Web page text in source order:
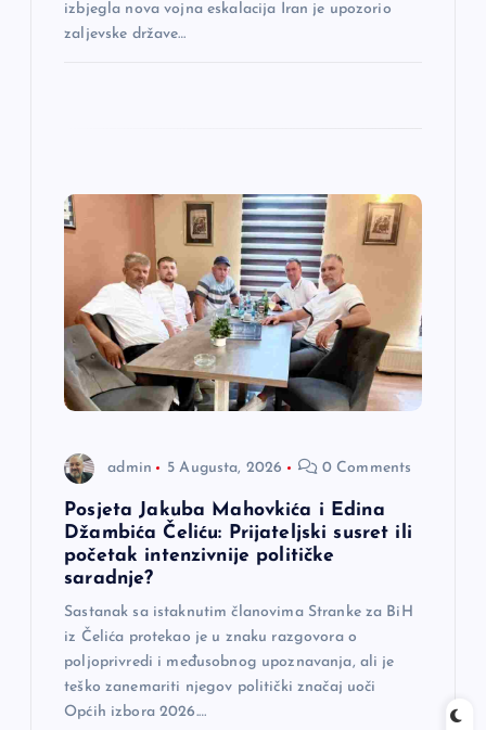
izbjegla nova vojna eskalacija Iran je upozorio
zaljevske države…
admin 5 Augusta, 2026 0 Comments
Posjeta Jakuba Mahovkića i Edina
Džambića Čeliću: Prijateljski susret ili
početak intenzivnije političke
saradnje?
Sastanak sa istaknutim članovima Stranke za BiH
iz Čelića protekao je u znaku razgovora o
poljoprivredi i međusobnog upoznavanja, ali je
teško zanemariti njegov politički značaj uoči
Općih izbora 2026.…